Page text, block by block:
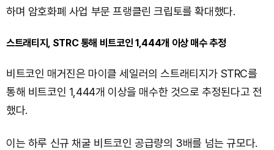
하며 암호화폐 사업 부문 프랭클린 크립토를 확대했다.
스트래티지, STRC 통해 비트코인 1,444개 이상 매수 추정
비트코인 매거진은 마이클 세일러의 스트래티지가 STRC를
통해 비트코인 1,444개 이상을 매수한 것으로 추정된다고 전
했다.
이는 하루 신규 채굴 비트코인 공급량의 3배를 넘는 규모다.